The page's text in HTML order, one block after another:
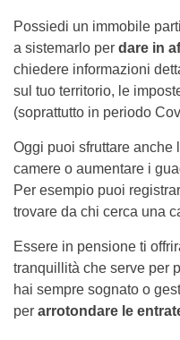
Possiedi un immobile
a sistemarlo per dare in
chiedere informazioni
sul tuo territorio, le
(soprattutto in periodo
Oggi puoi sfruttare anche
camere o aumentare i
Per esempio puoi
trovare da chi cerca una
Essere in pensione ti
tranquillità che serve per
hai sempre sognato o
per arrotondare le